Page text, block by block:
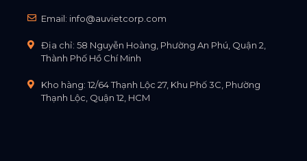
Email: info@auvietcorp.com
Địa chỉ: 58 Nguyễn Hoàng, Phường An Phú, Quận 2,
Thành Phố Hồ Chí Minh
Kho hàng: 12/64 Thạnh Lộc 27, Khu Phố 3C, Phường
Thạnh Lộc, Quận 12, HCM